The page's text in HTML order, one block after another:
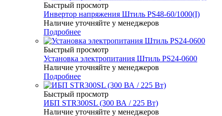
Быстрый просмотр
Инвертор напряжения Штиль PS48-60/1000(I)
Наличие уточняйте у менеджеров
Подробнее
Быстрый просмотр
Установка электропитания Штиль PS24-0600
Наличие уточняйте у менеджеров
Подробнее
Быстрый просмотр
ИБП STR300SL (300 ВА / 225 Вт)
Наличие уточняйте у менеджеров